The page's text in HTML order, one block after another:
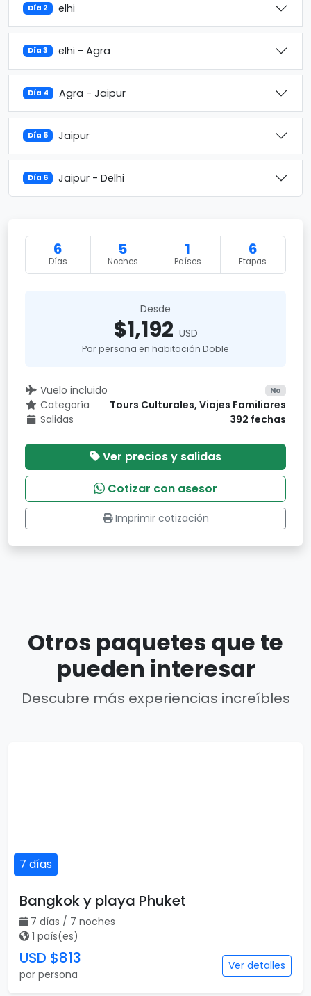
Día 2 elhi
Día 3 elhi - Agra
Día 4 Agra - Jaipur
Día 5 Jaipur
Día 6 Jaipur - Delhi
6
Días
5
Noches
1
Países
6
Etapas
Desde
$1,192 USD
Por persona en habitación Doble
Vuelo incluido No
Categoría
Tours Culturales, Viajes Familiares
Salidas
392 fechas
Ver precios y salidas
Cotizar con asesor
Imprimir cotización
Otros paquetes que te
pueden interesar
Descubre más experiencias increíbles
7 días
Bangkok y playa Phuket
7 días / 7 noches
1 país(es)
USD $813
por persona
Ver detalles